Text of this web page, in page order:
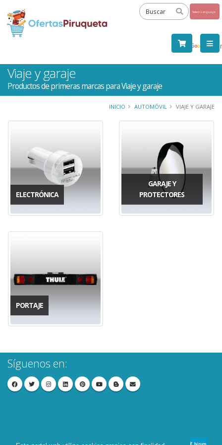
by
Viaje y garaje
Productos de primeras marcas para Viaje y garaje
INICIO AUTOMÓVIL VIAJE Y GARAJE
ELECTRÓNICA
GARAJE Y
PROTECTORES
PORTAJE
Síguenos en: